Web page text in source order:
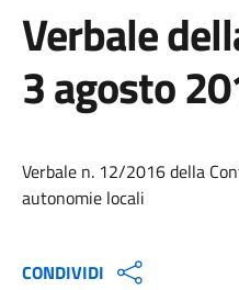
Verbale
3 agosto
Verbale n. 12/2016 della
autonomie locali
CONDIVIDI